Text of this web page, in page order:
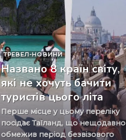
ТРЕВЕЛ-НОВИНИ
Названо 8 країн світу,
які не хочуть бачити
туристів цього літа
Перше місце у цьому переліку
посідає Таїланд, що нещодавно
обмежив період безвізового